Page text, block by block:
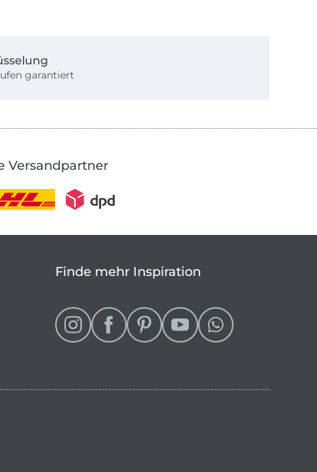
garantiert
Versandpartner
Finde mehr Inspiration